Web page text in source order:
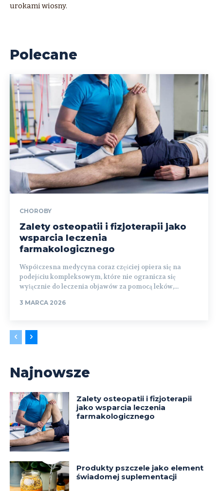
urokami wiosny.
Polecane
CHOROBY
Zalety osteopatii i fizjoterapii jako
wsparcia leczenia
farmakologicznego
Współczesna medycyna coraz częściej opiera się na
podejściu kompleksowym, które nie ogranicza się
wyłącznie do leczenia objawów za pomocą leków,...
3 MARCA 2026
Najnowsze
Zalety osteopatii i fizjoterapii
jako wsparcia leczenia
farmakologicznego
Produkty pszczele jako element
świadomej suplementacji